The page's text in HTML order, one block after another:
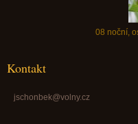
08 noční,
Kontakt
jschonbek@volny.cz